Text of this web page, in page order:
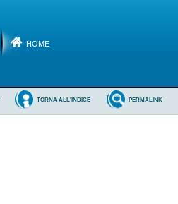
HOME
PERMALINK
TORNA ALL'INDICE